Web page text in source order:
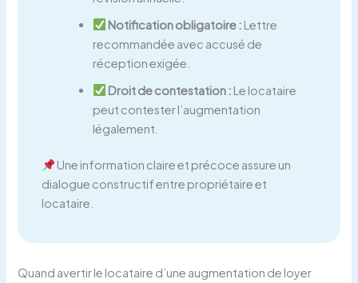
Notification obligatoire : Lettre
recommandée avec accusé de
réception exigée.
Droit de contestation : Le locataire
peut contester l’augmentation
légalement.
Une information claire et précoce assure un
dialogue constructif entre propriétaire et
locataire.
Quand avertir le locataire d’une augmentation de loyer